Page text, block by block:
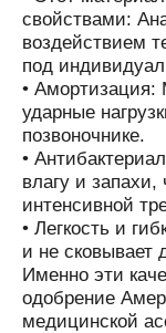
свойствами:
воздействием
под
• Амортизация:
ударные
позвоночнике.
•
влагу и запахи,
интенсивной
• Легкость и
и не сковывает
Именно эти
одобрение
медицинской